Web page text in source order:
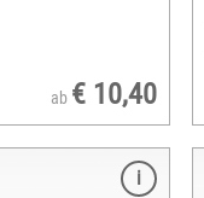
ab € 10,40